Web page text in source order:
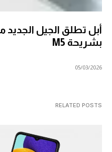
بشريحة M5
05/03/2026
RELATED POSTS